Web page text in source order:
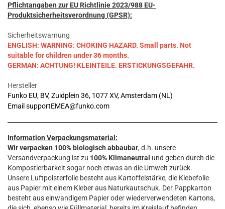
Pflichtangaben zur EU Richtlinie 2023/988 EU-
Produktsicherheitsverordnung (GPSR):
Sicherheitswarnung
ENGLISH: WARNING: CHOKING HAZARD. Small parts. Not
suitable for children under 36 months.
GERMAN: ACHTUNG! KLEINTEILE. ERSTICKUNGSGEFAHR.
Hersteller
Funko EU, BV, Zuidplein 36, 1077 XV, Amsterdam (NL)
Email supportEMEA@funko.com
Information Verpackungsmaterial:
Wir verpacken 100% biologisch abbaubar, d.h. unsere
Versandverpackung ist zu 100% Klimaneutral und geben durch die
Kompostierbarkeit sogar noch etwas an die Umwelt zurück.
Unsere Luftpolsterfolie besteht aus Kartoffelstärke, die Klebefolie
aus Papier mit einem Kleber aus Naturkautschuk. Der Pappkarton
besteht aus einwandigem Papier oder wiederverwendeten Kartons,